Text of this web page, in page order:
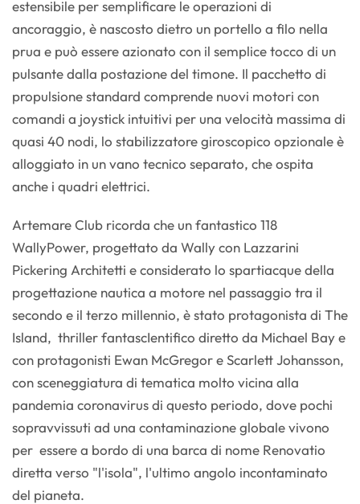
estensibile per semplificare le operazioni di
ancoraggio, è nascosto dietro un portello a filo nella
prua e può essere azionato con il semplice tocco di un
pulsante dalla postazione del timone. Il pacchetto di
propulsione standard comprende nuovi motori con
comandi a joystick intuitivi per una velocità massima di
quasi 40 nodi, lo stabilizzatore giroscopico opzionale è
alloggiato in un vano tecnico separato, che ospita
anche i quadri elettrici.
Artemare Club ricorda che un fantastico 118
WallyPower, progettato da Wally con Lazzarini
Pickering Architetti e considerato lo spartiacque della
progettazione nautica a motore nel passaggio tra il
secondo e il terzo millennio, è stato protagonista di The
Island, thriller fantascIentifico diretto da Michael Bay e
con protagonisti Ewan McGregor e Scarlett Johansson,
con sceneggiatura di tematica molto vicina alla
pandemia coronavirus di questo periodo, dove pochi
sopravvissuti ad una contaminazione globale vivono
per essere a bordo di una barca di nome Renovatio
diretta verso "l'isola", l'ultimo angolo incontaminato
del pianeta.